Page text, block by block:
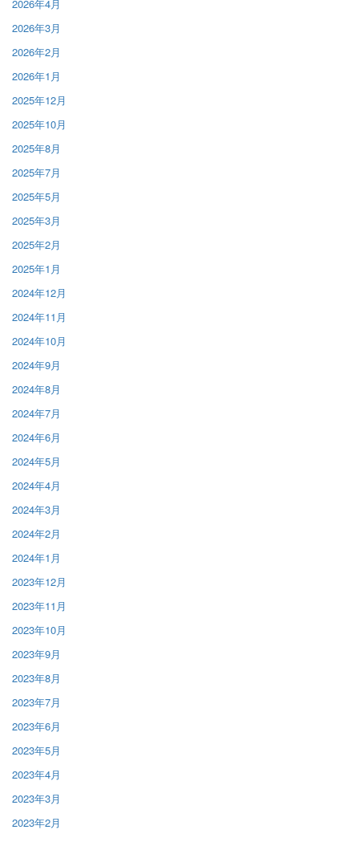
2026年4月
2026年3月
2026年2月
2026年1月
2025年12月
2025年10月
2025年8月
2025年7月
2025年5月
2025年3月
2025年2月
2025年1月
2024年12月
2024年11月
2024年10月
2024年9月
2024年8月
2024年7月
2024年6月
2024年5月
2024年4月
2024年3月
2024年2月
2024年1月
2023年12月
2023年11月
2023年10月
2023年9月
2023年8月
2023年7月
2023年6月
2023年5月
2023年4月
2023年3月
2023年2月